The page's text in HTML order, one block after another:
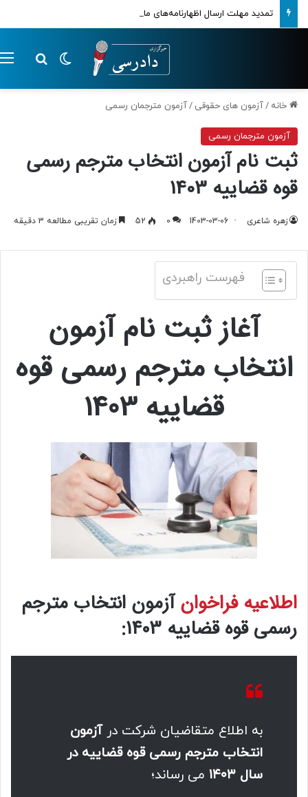
تمدید مهلت ارسال اظهارنامه‌های مالیاتی تا پایان تابستان 1405
تغییر پوسته
خانه /آزمون های حقوقی /آزمون مترجمان رسمی
آزمون مترجمان رسمی
ثبت نام آزمون انتخاب مترجم رسمی
قوه قضاییه 1403
زهره شاعری 1403-03-06
0
52 زمان تقریبی مطالعه 3 دقیقه
فهرست راهبردی
آغاز ثبت نام آزمون
انتخاب مترجم رسمی قوه
قضاییه 1403
اطلاعیه فراخوانآزمون انتخاب مترجم
رسمی قوه قضاییه 1403:
به اطلاع متقاضیان شرکت در آزمون
انتخاب مترجم رسمی قوه قضاییه در
سال ۱۴۰۳
می رساند؛